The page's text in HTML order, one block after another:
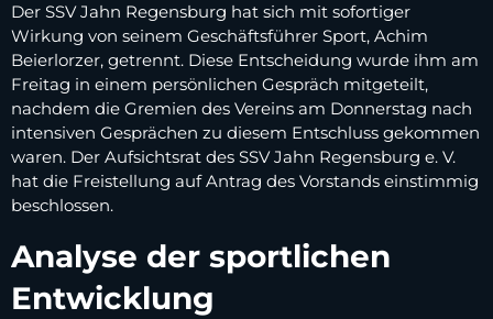
Der SSV Jahn Regensburg hat sich mit sofortiger
Wirkung von seinem Geschäftsführer Sport, Achim
Beierlorzer, getrennt. Diese Entscheidung wurde ihm am
Freitag in einem persönlichen Gespräch mitgeteilt,
nachdem die Gremien des Vereins am Donnerstag nach
intensiven Gesprächen zu diesem Entschluss gekommen
waren. Der Aufsichtsrat des SSV Jahn Regensburg e. V.
hat die Freistellung auf Antrag des Vorstands einstimmig
beschlossen.
Analyse der sportlichen
Entwicklung